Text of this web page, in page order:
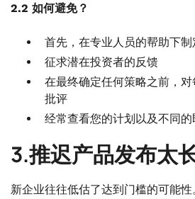
2.2 如何避免？
首先，在专业人员的帮助下
征求潜在投资者的反馈
在最终确定任何策略之前，
批评
经常查看您的计划以及不同
3.推迟产品发布太
新企业往往低估了达到门槛的可能